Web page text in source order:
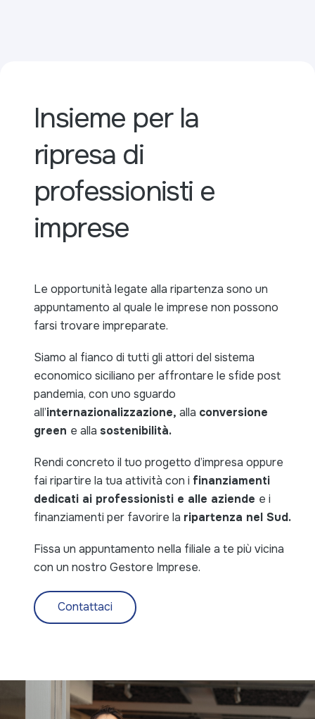
Insieme per la
ripresa di
professionisti e
imprese
Le opportunità legate alla ripartenza sono un
appuntamento al quale le imprese non possono
farsi trovare impreparate.
Siamo al fianco di tutti gli attori del sistema
economico siciliano per affrontare le sfide post
pandemia, con uno sguardo
all’internazionalizzazione, alla conversione
green e alla sostenibilità.
Rendi concreto il tuo progetto d’impresa oppure
fai ripartire la tua attività con i finanziamenti
dedicati ai professionisti e alle aziende e i
finanziamenti per favorire la ripartenza nel Sud.
Fissa un appuntamento nella filiale a te più vicina
con un nostro Gestore Imprese.
Contattaci